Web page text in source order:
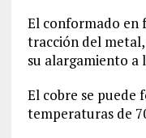
El conformado en
tracción del
su alargamiento
El cobre se puede
temperaturas de